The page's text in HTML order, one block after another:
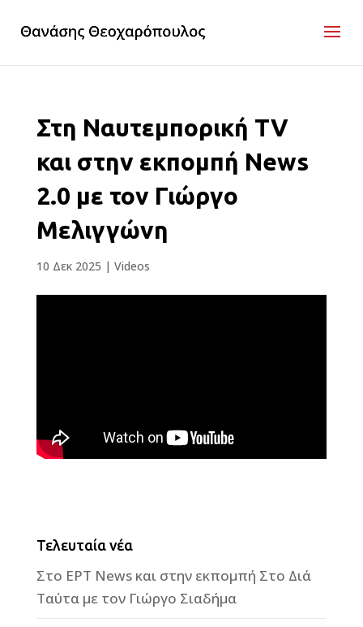
Στη Ναυτεμπορική TV
και στην εκπομπή News
2.0 με τον Γιώργο
Μελιγγώνη
10 Δεκ 2025 | Videos
Τελευταία νέα
Στο ΕΡΤ News και στην εκπομπή Στο Διά
Ταύτα με τον Γιώργο Σιαδήμα